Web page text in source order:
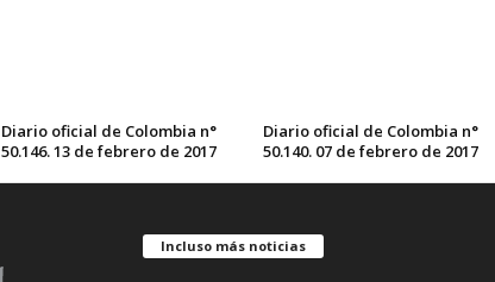
Diario oficial de Colombia n°
50.146. 13 de febrero de 2017
Diario oficial de Colombia n°
50.140. 07 de febrero de 2017
Incluso más noticias